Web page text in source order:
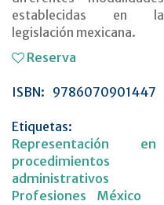
establecidas en la
legislación mexicana.
Reserva
ISBN: 9786070901447
Etiquetas:
Representación en
procedimientos
administrativos
Profesiones
México